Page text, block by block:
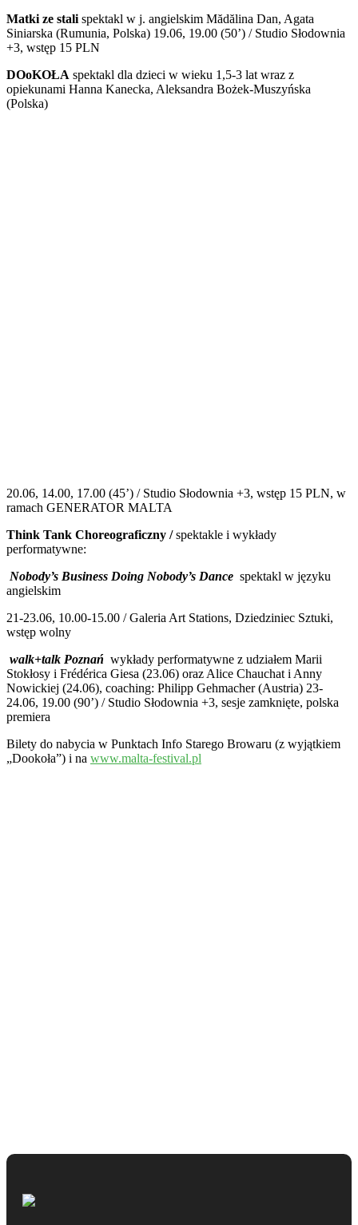
Matki ze stali spektakl w j. angielskim Mădălina Dan, Agata
Siniarska (Rumunia, Polska) 19.06, 19.00 (50’) / Studio Słodownia
+3, wstęp 15 PLN
DOoKOŁA spektakl dla dzieci w wieku 1,5-3 lat wraz z
opiekunami Hanna Kanecka, Aleksandra Bożek-Muszyńska
(Polska)
20.06, 14.00, 17.00 (45’) / Studio Słodownia +3, wstęp 15 PLN, w
ramach GENERATOR MALTA
Think Tank Choreograficzny /spektakle i wykłady
performatywne:
Nobody’s Business Doing Nobody’s Dance spektakl w języku
angielskim
21-23.06, 10.00-15.00 / Galeria Art Stations, Dziedziniec Sztuki,
wstęp wolny
walk+talk Poznań wykłady performatywne z udziałem Marii
Stokłosy i Frédérica Giesa (23.06) oraz Alice Chauchat i Anny
Nowickiej (24.06), coaching: Philipp Gehmacher (Austria) 23-
24.06, 19.00 (90’) / Studio Słodownia +3, sesje zamknięte, polska
premiera
Bilety do nabycia w Punktach Info Starego Browaru (z wyjątkiem
„Dookoła”) i na www.malta-festival.pl